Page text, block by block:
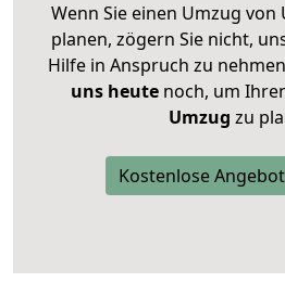
Wenn Sie einen Umzug von
planen, zögern Sie nicht,
Hilfe in Anspruch zu
uns heutenoch, um
Umzug zu
Kostenlose